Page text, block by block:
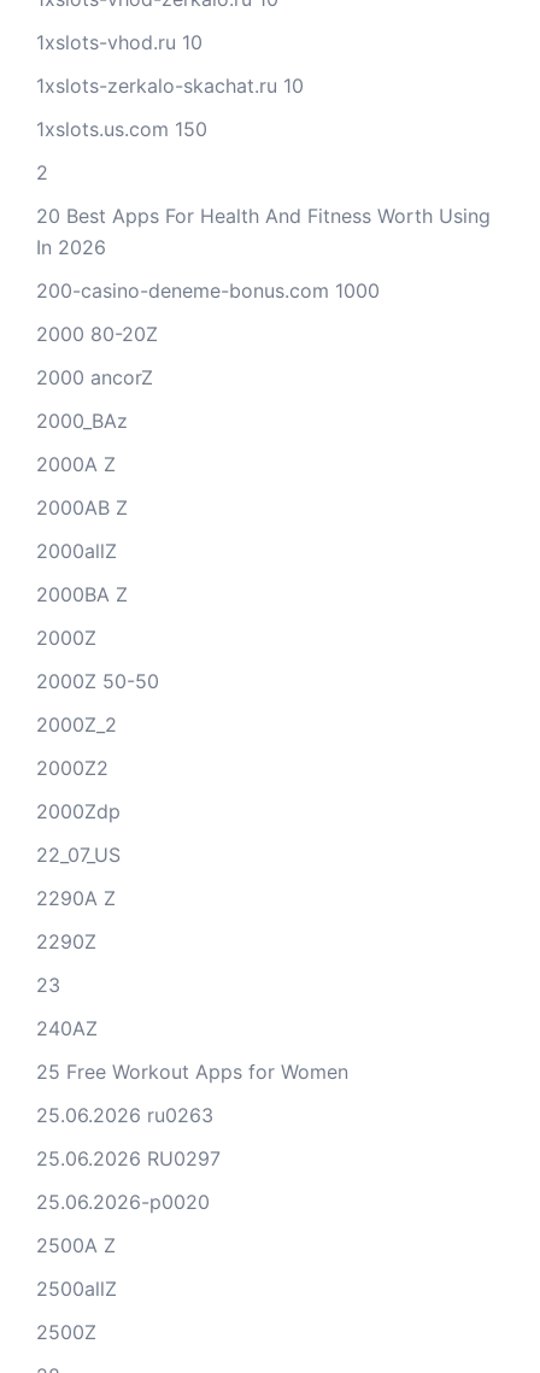
1xslots-vhod.ru 10
1xslots-zerkalo-skachat.ru 10
1xslots.us.com 150
2
20 Best Apps For Health And Fitness Worth Using
In 2026
200-casino-deneme-bonus.com 1000
2000 80-20Z
2000 ancorZ
2000_BAz
2000A Z
2000AB Z
2000allZ
2000BA Z
2000Z
2000Z 50-50
2000Z_2
2000Z2
2000Zdp
22_07_US
2290A Z
2290Z
23
240AZ
25 Free Workout Apps for Women
25.06.2026 ru0263
25.06.2026 RU0297
25.06.2026-p0020
2500A Z
2500allZ
2500Z